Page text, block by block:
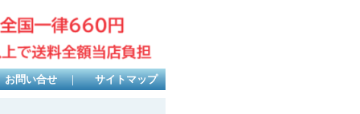
お問い合せ ｜ サイトマップ